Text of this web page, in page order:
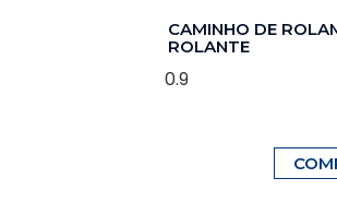
CAMINHO DE
ROLANTE